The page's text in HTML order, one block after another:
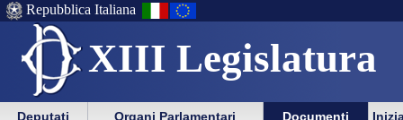
XIII Legislatura
Menu
Vai
Repubblica Italiana
Menu
VaiDeputati Organi Parlamentari Documenti